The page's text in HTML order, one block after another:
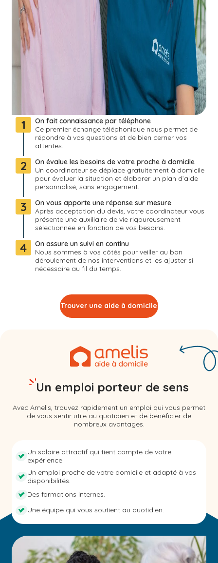
1
On fait connaissance par téléphone
Ce premier échange téléphonique nous permet de
répondre à vos questions et de bien cerner vos
attentes.
2
On évalue les besoins de votre proche à domicile
Un coordinateur se déplace gratuitement à domicile
pour évaluer la situation et élaborer un plan d’aide
personnalisé, sans engagement.
3
On vous apporte une réponse sur mesure
Après acceptation du devis, votre coordinateur vous
présente une auxiliaire de vie rigoureusement
sélectionnée en fonction de vos besoins.
4
On assure un suivi en continu
Nous sommes à vos côtés pour veiller au bon
déroulement de nos interventions et les ajuster si
nécessaire au fil du temps.
Trouver une aide à domicile
Un emploi porteur de sens
Avec Amelis, trouvez rapidement un emploi qui vous permet
de vous sentir utile au quotidien et de bénéficier de
nombreux avantages.
Un salaire attractif qui tient compte de votre
expérience.
Un emploi proche de votre domicile et adapté à vos
disponibilités.
Des formations internes.
Une équipe qui vous soutient au quotidien.